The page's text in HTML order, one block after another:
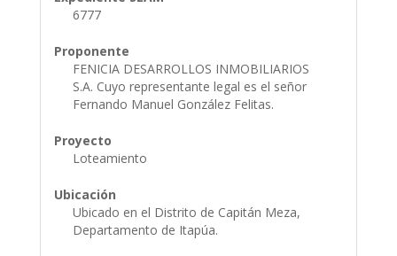
6777
Proponente
FENICIA DESARROLLOS INMOBILIARIOS
S.A. Cuyo representante legal es el señor
Fernando Manuel González Felitas.
Proyecto
Loteamiento
Ubicación
Ubicado en el Distrito de Capitán Meza,
Departamento de Itapúa.